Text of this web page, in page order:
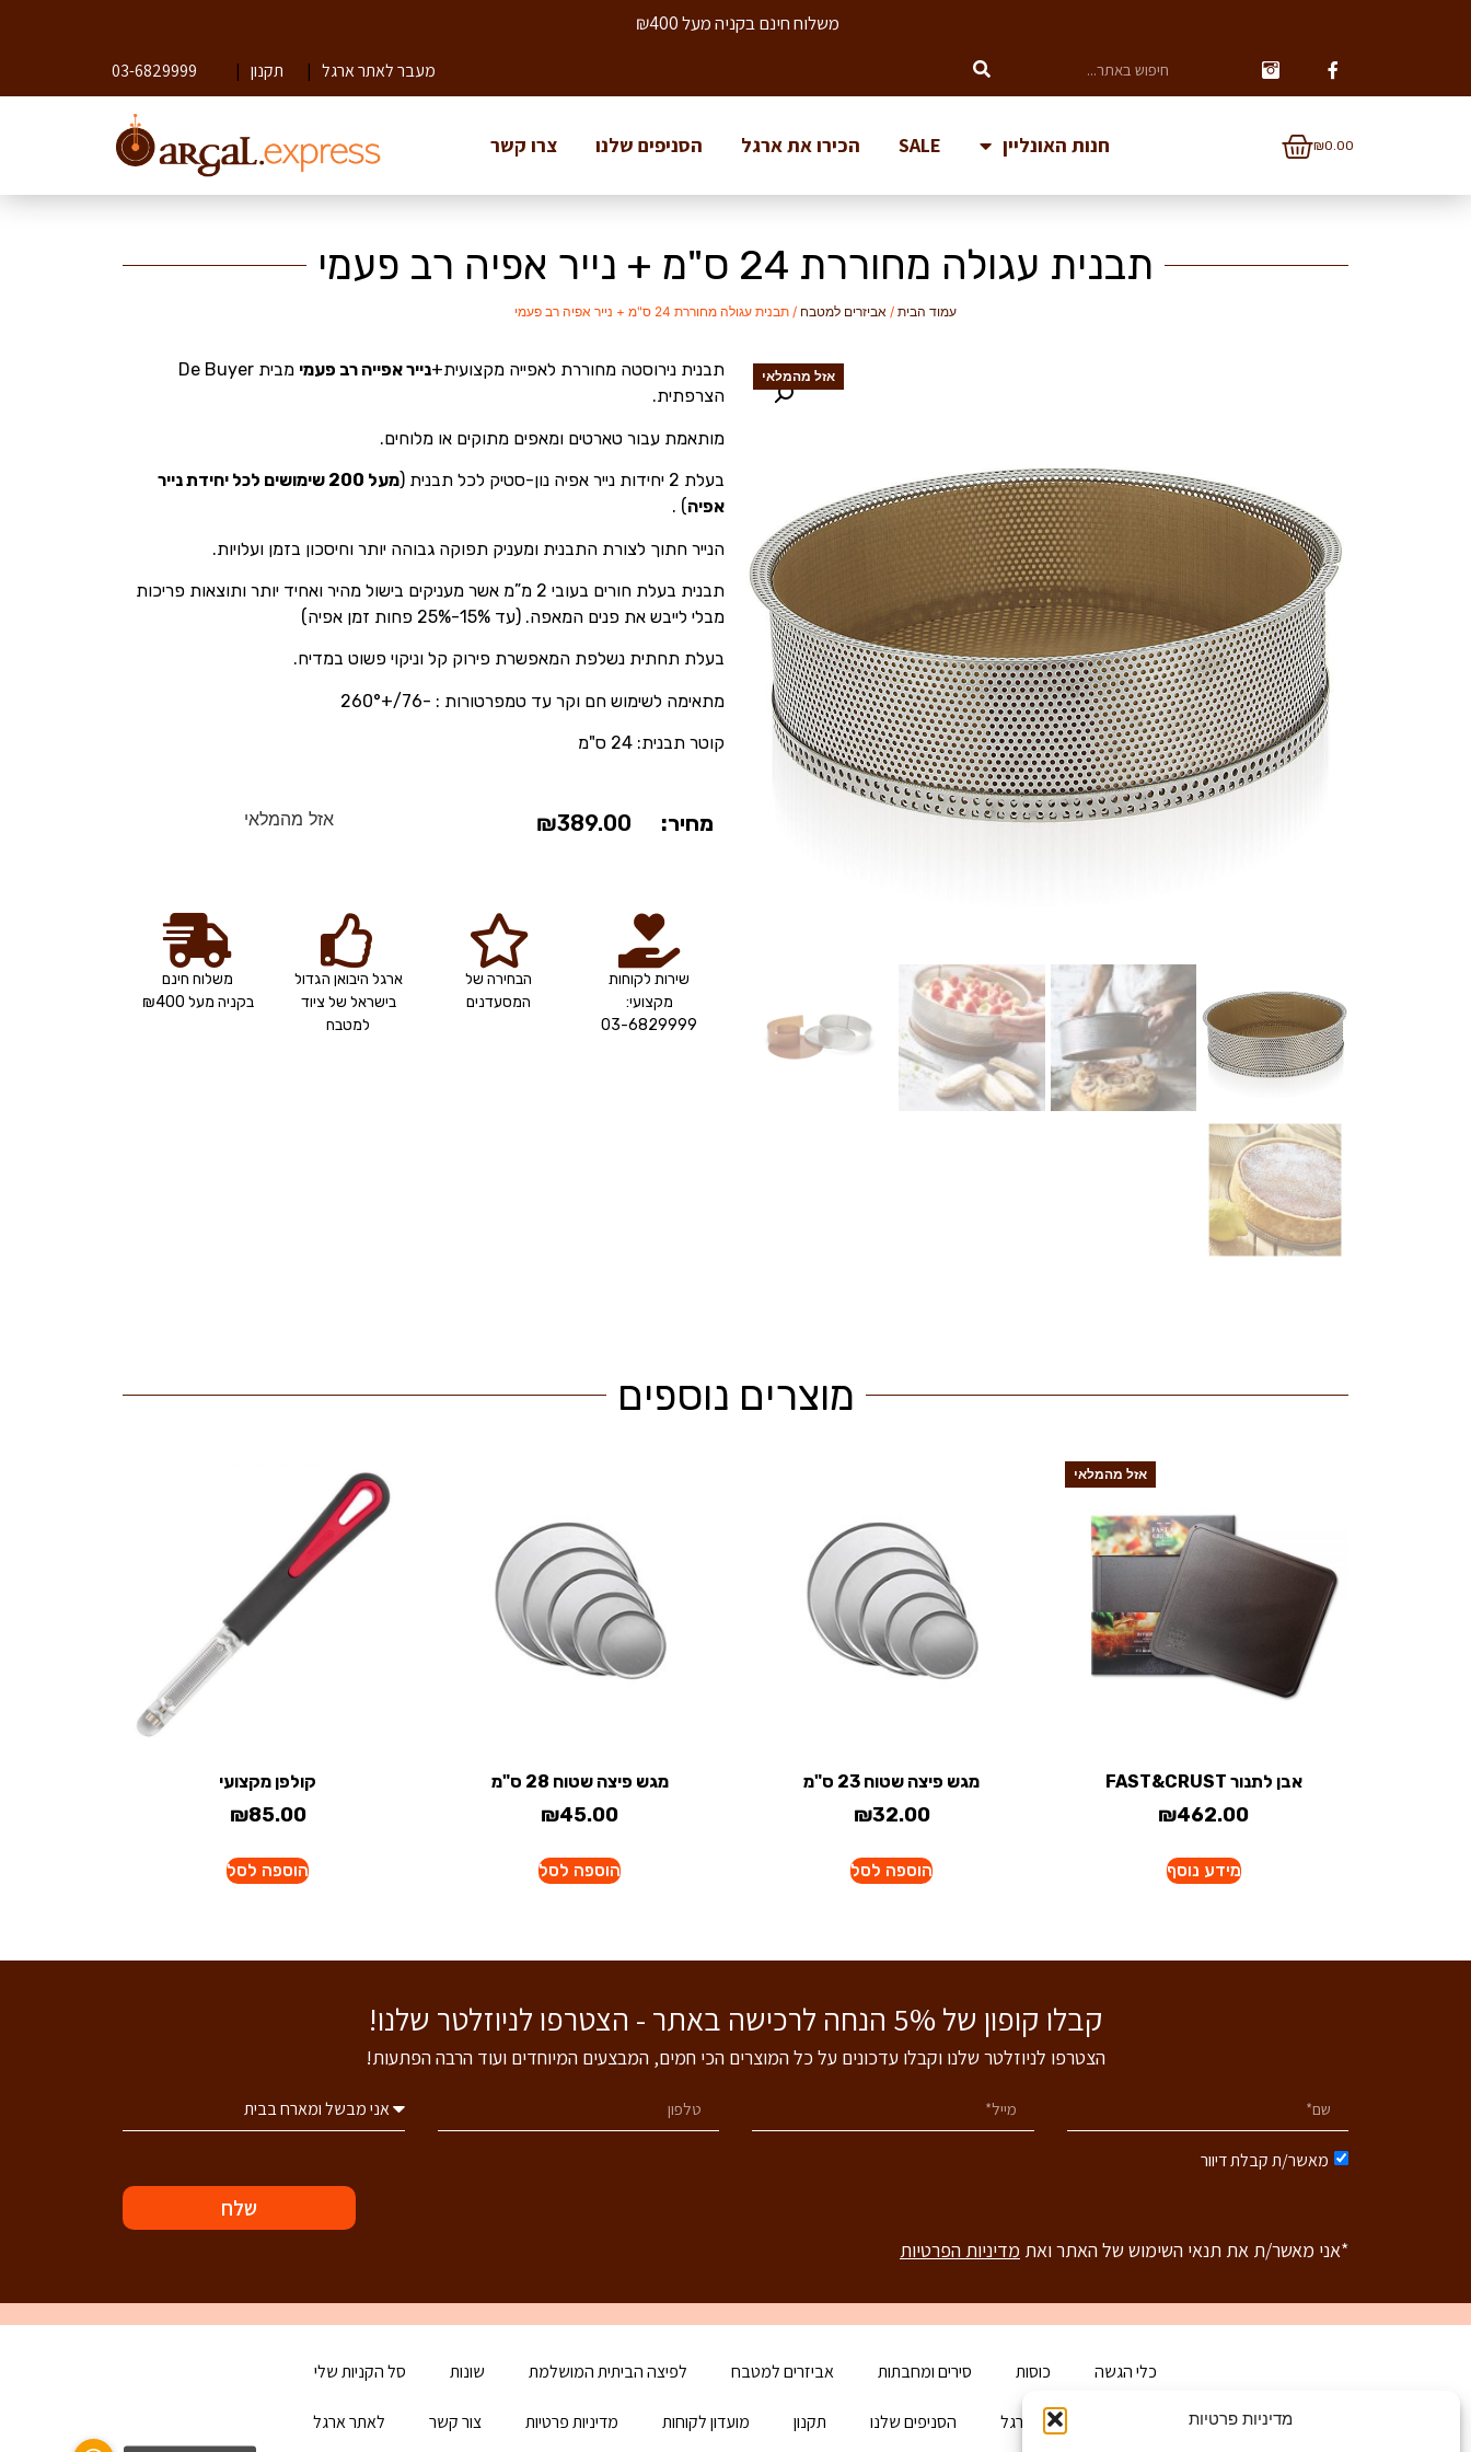
מדיניות פרטיות
משלוח חינם בקניה מעל ₪400
|מעבר לאתר ארגל |תקנון 03-6829999
₪0.00 חנות האונליין SALE הכירו את ארגל הסניפים שלנו צרו קשר
תבנית עגולה מחוררת 24 ס"מ + נייר אפיה רב פעמי
עמוד הבית / אביזרים למטבח / תבנית עגולה מחוררת 24 ס"מ + נייר אפיה רב פעמי
אזל מהמלאי תבנית נירוסטה מחוררת לאפייה מקצועית+נייר אפייה רב פעמי
מבית De Buyer
הצרפתית.
מותאמת עבור טארטים ומאפים מתוקים או מלוחים.
בעלת 2 יחידות נייר אפיה נון-סטיק לכל תבנית (
מעל 200 שימושים לכל יחידת נייר
אפיה) .
הנייר חתוך לצורת התבנית ומעניק תפוקה גבוהה יותר וחיסכון בזמן ועלויות.
תבנית בעלת חורים בעובי 2 מ”מ אשר מעניקים בישול מהיר ואחיד יותר ותוצאות פריכות
מבלי לייבש את פנים המאפה. (עד 15%-25% פחות זמן אפיה)
בעלת תחתית נשלפת המאפשרת פירוק קל וניקוי פשוט במדיח.
מתאימה לשימוש חם וקר עד טמפרטורות : -76/+260°
קוטר תבנית: 24 ס"מ
מחיר: ₪389.00 אזל מהמלאי
שירות לקוחות
מקצועי:
03-6829999
הבחירה של
המסעדנים
ארגל היבואן הגדול
בישראל של ציוד
למטבח
משלוח חינם
בקניה מעל ₪400
מוצרים נוספים
אזל מהמלאי
אבן לתנור FAST&CRUST
₪462.00
מידע נוסף
מגש פיצה שטוח 23 ס"מ
₪32.00
הוספה לסל
מגש פיצה שטוח 28 ס"מ
₪45.00
הוספה לסל
קולפן מקצועי
₪85.00
הוספה לסל
קבלו קופון של 5% הנחה לרכישה באתר - הצטרפו לניוזלטר שלנו!
הצטרפו לניוזלטר שלנו וקבלו עדכונים על כל המוצרים הכי חמים, המבצעים המיוחדים ועוד הרבה הפתעות!
מאשר/ת קבלת דיוור
שלח
*אני מאשר/ת את תנאי השימוש של האתר ואת מדיניות הפרטיות
כלי הגשה כוסות סירים ומחבתות אביזרים למטבח לפיצה הביתית המושלמת שונות סל הקניות שלי
הכירו את ארגל הסניפים שלנו תקנון מועדון לקוחות מדיניות פרטיות צור קשר לאתר ארגל